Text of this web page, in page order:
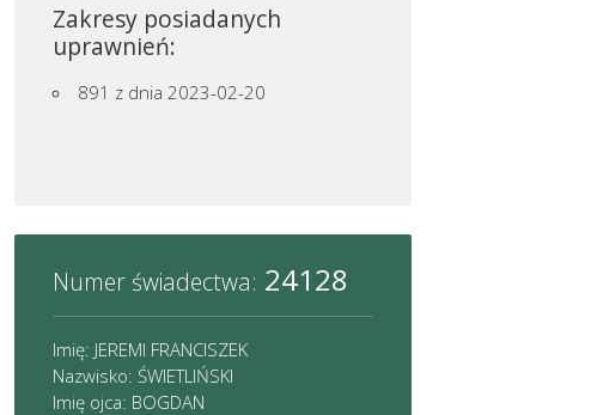
Zakresy posiadanych
uprawnień:
891 z dnia 2023-02-20
Numer świadectwa: 24128
Imię: JEREMI FRANCISZEK
Nazwisko: ŚWIETLIŃSKI
Imię ojca: BOGDAN